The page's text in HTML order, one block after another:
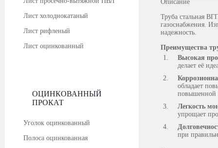
Лист холоднокатаный
Лист рифленый
Лист оцинкованный
ОЦИНКОВАННЫЙ
ПРОКАТ
Уголок оцинкованный
Полоса оцинкованная
Описание
Труба стальная
газоснабжения.
надежность.
Преимущества
Высокая
делает её
обладает
повышенной
Легкость
упрощает
при